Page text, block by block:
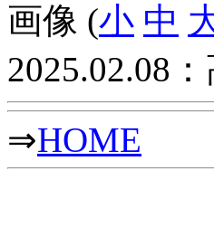
画像 (小 中
2025.02.08
⇒HOME